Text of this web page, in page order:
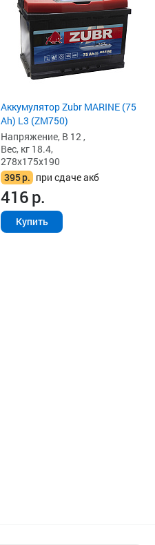
Аккумулятор Zubr MARINE (75
Ah) L3 (ZM750)
Напряжение, В 12 ,
Вес, кг 18.4,
278x175x190
395р. при сдаче акб
416р.
Купить